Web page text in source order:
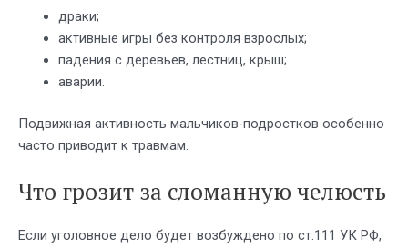
драки;
активные игры без контроля взрослых;
падения с деревьев, лестниц, крыш;
аварии.
Подвижная активность мальчиков-подростков особенно
часто приводит к травмам.
Что грозит за сломанную челюсть
Если уголовное дело будет возбуждено по ст.111 УК РФ,